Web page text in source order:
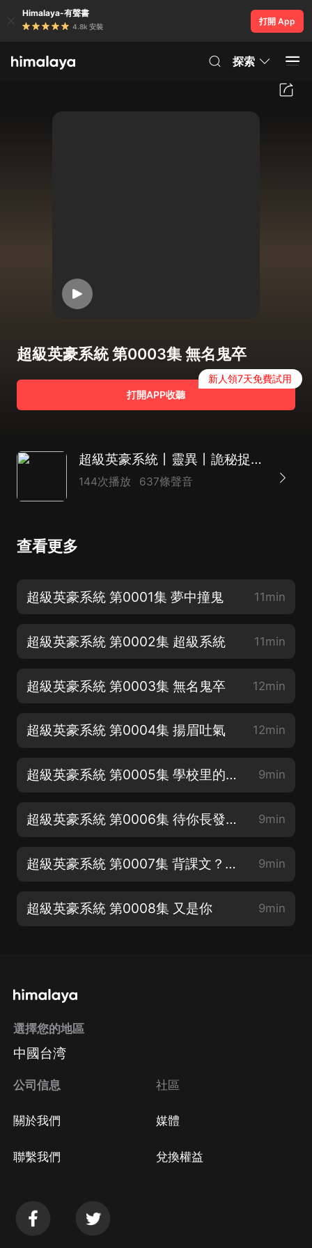
Himalaya-有聲書
4.8k 安裝
打開 App
探索
超級英豪系統 第0003集 無名鬼卒
打開APP收聽
新人領7天免費試用
超級英豪系統丨靈異丨詭秘捉鬼丨無敵系統
144次播放 637條聲音
查看更多
超級英豪系統 第0001集 夢中撞鬼 11min
超級英豪系統 第0002集 超級系統 11min
超級英豪系統 第0003集 無名鬼卒 12min
超級英豪系統 第0004集 揚眉吐氣 12min
超級英豪系統 第0005集 學校里的不太平 9min
超級英豪系統 第0006集 待你長發及腰… 9min
超級英豪系統 第0007集 背課文？小菜一碟 9min
超級英豪系統 第0008集 又是你 9min
選擇您的地區
中國台湾
公司信息
關於我們
聯繫我們
社區
媒體
兌換權益